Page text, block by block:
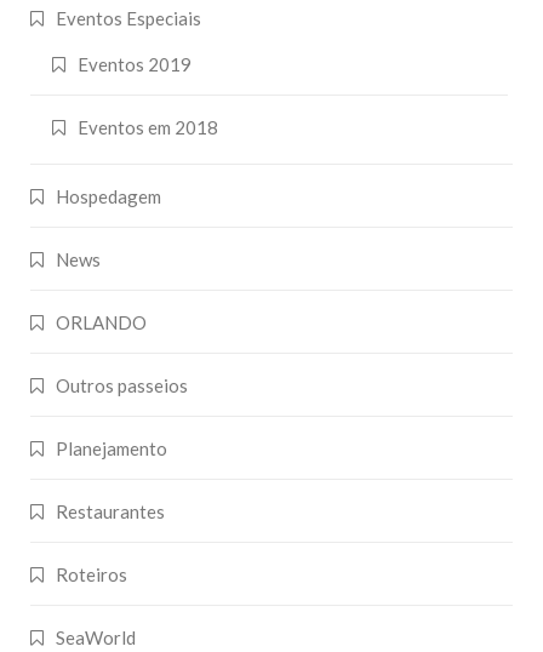
Eventos Especiais
Eventos 2019
Eventos em 2018
Hospedagem
News
ORLANDO
Outros passeios
Planejamento
Restaurantes
Roteiros
SeaWorld